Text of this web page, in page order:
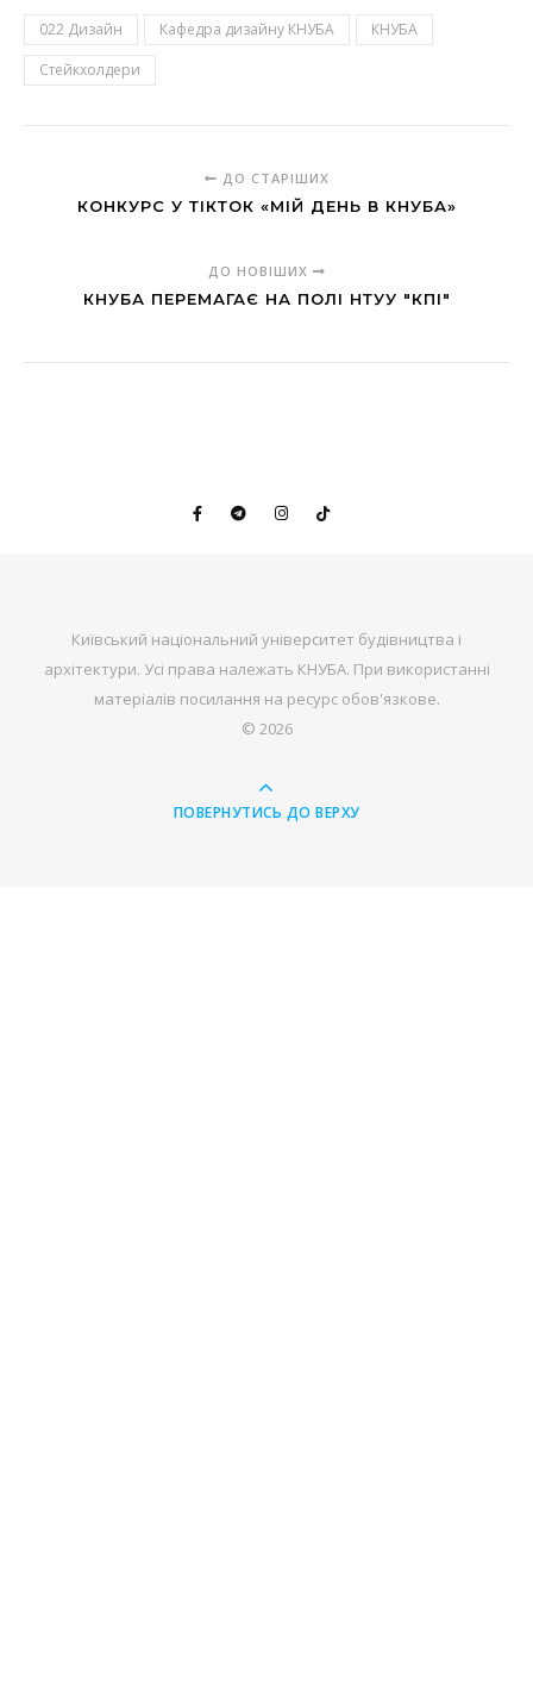
022 Дизайн Кафедра дизайну КНУБА
КНУБА
Стейкхолдери
ДО СТАРІШИХ
КОНКУРС У ТІКТОК «МІЙ ДЕНЬ В КНУБА»
ДО НОВІШИХ
КНУБА ПЕРЕМАГАЄ НА ПОЛІ НТУУ "КПІ"
Київський національний університет будівництва і
архітектури. Усі права належать КНУБА. При використанні
матеріалів посилання на ресурс обов'язкове.
© 2026
ПОВЕРНУТИСЬ ДО ВЕРХУ